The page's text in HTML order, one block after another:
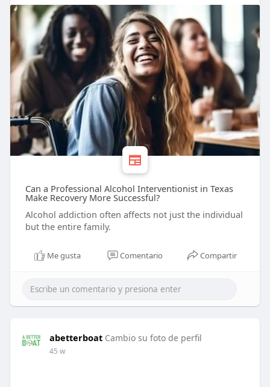
Can a Professional Alcohol Interventionist in Texas
Make Recovery More Successful?
Alcohol addiction often affects not just the individual
but the entire family.
Me gusta Comentario Compartir
abetterboat Cambio su foto de perfil
45 w